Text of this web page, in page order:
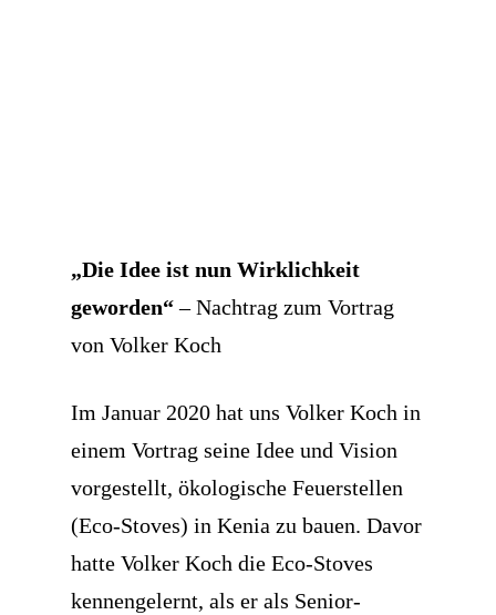
„Die Idee ist nun Wirklichkeit
geworden“– Nachtrag zum Vortrag
von Volker Koch
Im Januar 2020 hat uns Volker Koch in
einem Vortrag seine Idee und Vision
vorgestellt, ökologische Feuerstellen
(Eco-Stoves) in Kenia zu bauen. Davor
hatte Volker Koch die Eco-Stoves
kennengelernt, als er als Senior-